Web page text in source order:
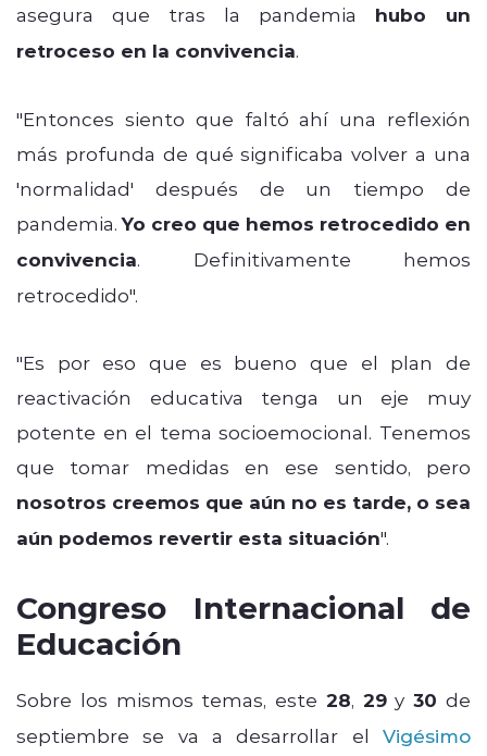
asegura que tras la pandemia hubo un
retroceso en la convivencia.
"Entonces siento que faltó ahí una reflexión
más profunda de qué significaba volver a una
'normalidad' después de un tiempo de
pandemia.Yo creo que hemos retrocedido en
convivencia. Definitivamente hemos
retrocedido".
"Es por eso que es bueno que el plan de
reactivación educativa tenga un eje muy
potente en el tema socioemocional. Tenemos
que tomar medidas en ese sentido, pero
nosotros creemos que aún no es tarde, o sea
aún podemos revertir esta situación".
Congreso Internacional de
Educación
Sobre los mismos temas, este 28, 29y30 de
septiembre se va a desarrollar el Vigésimo